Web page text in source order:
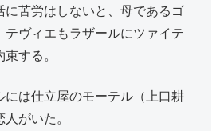
に苦労はしないと、母であるゴ
テヴィエもラザールにツァイテ
する。
には仕立屋のモーテル（上口耕
がいた。